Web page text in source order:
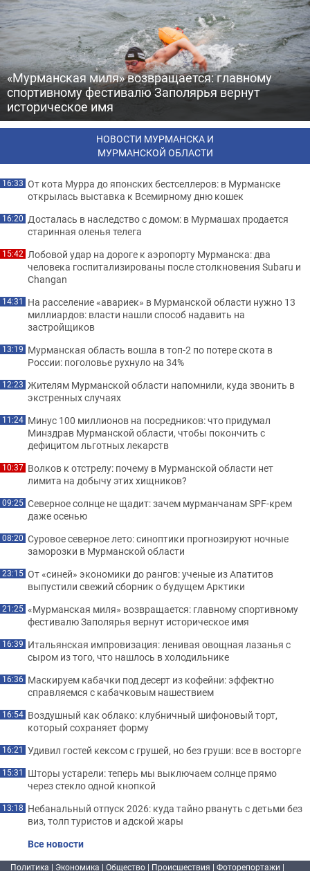
«Мурманская миля» возвращается: главному
спортивному фестивалю Заполярья вернут
историческое имя
НОВОСТИ МУРМАНСКА И
МУРМАНСКОЙ ОБЛАСТИ
16:33 От кота Мурра до японских бестселлеров: в Мурманске
открылась выставка к Всемирному дню кошек
16:20 Досталась в наследство с домом: в Мурмашах продается
старинная оленья телега
15:42 Лобовой удар на дороге к аэропорту Мурманска: два
человека госпитализированы после столкновения Subaru и
Changan
14:31 На расселение «авариек» в Мурманской области нужно 13
миллиардов: власти нашли способ надавить на
застройщиков
13:19 Мурманская область вошла в топ-2 по потере скота в
России: поголовье рухнуло на 34%
12:23 Жителям Мурманской области напомнили, куда звонить в
экстренных случаях
11:24 Минус 100 миллионов на посредников: что придумал
Минздрав Мурманской области, чтобы покончить с
дефицитом льготных лекарств
10:37 Волков к отстрелу: почему в Мурманской области нет
лимита на добычу этих хищников?
09:25 Северное солнце не щадит: зачем мурманчанам SPF-крем
даже осенью
08:20 Суровое северное лето: синоптики прогнозируют ночные
заморозки в Мурманской области
23:15 От «синей» экономики до рангов: ученые из Апатитов
выпустили свежий сборник о будущем Арктики
21:25 «Мурманская миля» возвращается: главному спортивному
фестивалю Заполярья вернут историческое имя
16:39 Итальянская импровизация: ленивая овощная лазанья с
сыром из того, что нашлось в холодильнике
16:36 Маскируем кабачки под десерт из кофейни: эффектно
справляемся с кабачковым нашествием
16:54 Воздушный как облако: клубничный шифоновый торт,
который сохраняет форму
16:21 Удивил гостей кексом с грушей, но без груши: все в восторге
15:31 Шторы устарели: теперь мы выключаем солнце прямо
через стекло одной кнопкой
13:18 Небанальный отпуск 2026: куда тайно рвануть с детьми без
виз, толп туристов и адской жары
Все новости
Политика | Экономика | Общество | Происшествия | Фоторепортажи |